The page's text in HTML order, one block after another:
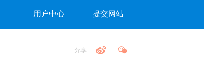
用户中心 提交网站
分享